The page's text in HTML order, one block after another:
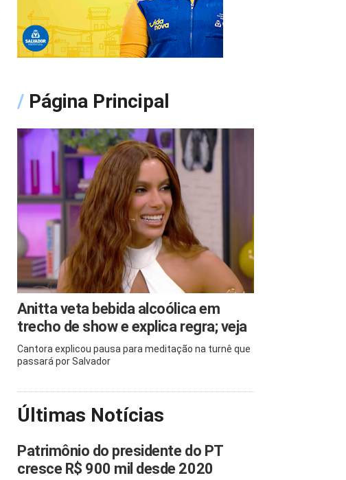
/ Página Principal
Anitta veta bebida alcoólica em
trecho de show e explica regra; veja
Cantora explicou pausa para meditação na turnê que
passará por Salvador
Últimas Notícias
Patrimônio do presidente do PT
cresce R$ 900 mil desde 2020